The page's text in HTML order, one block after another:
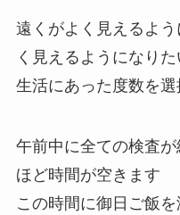
遠くがよく見えるよ
く見えるようになり
生活にあった度数を選
午前中に全ての検査
ほど時間が空きます
この時間に御日ご飯